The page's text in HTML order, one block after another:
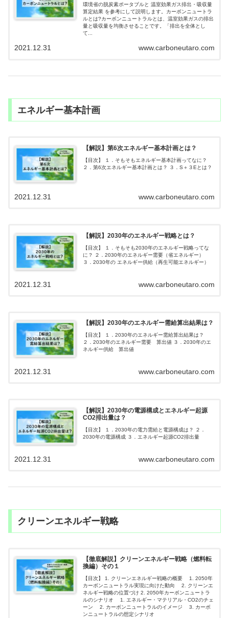
環境省の脱炭素ポータブルと 温室効果ガス排出・吸収量
算定結果 を参考にして説明します。カーボンニュートラ
ルとは?カーボンニュートラルとは、温室効果ガスの排出
量と吸収量を均衡させることです。「排出を全体とし
て...
www.carboneutaro.com
2021.12.31
エネルギー基本計画
【解説】第6次エネルギー基本計画とは？
【目次】 １．そもそもエネルギー基本計画ってなに？
２．第6次エネルギー基本計画とは？ ３．S＋３Eとは？
www.carboneutaro.com
2021.12.31
【解説】2030年のエネルギー戦略とは？
【目次】 １．そもそも2030年のエネルギー戦略ってな
に？ ２．2030年のエネルギー需要（省エネルギー）
３．2030年の エネルギー供給（再生可能エネルギー）
www.carboneutaro.com
2021.12.31
【解説】2030年のエネルギー需給算出結果は？
【目次】 １．2030年のエネルギー需給算出結果は？
２．2030年のエネルギー需要 算出値 ３．2030年のエ
ネルギー供給 算出値
www.carboneutaro.com
2021.12.31
【解説】2030年の電源構成とエネルギー起源
CO2排出量は？
【目次】 １．2030年の電力需給と電源構成は？ ２．
2030年の電源構成 ３．エネルギー起源CO2排出量
www.carboneutaro.com
2021.12.31
クリーンエネルギー戦略
【徹底解説】クリーンエネルギー戦略（燃料転
換編）その１
【目次】 1. クリーンエネルギー戦略の概要 1. 2050年
カーボンニュートラル実現に向けた動向 2. クリーンエ
ネルギー戦略の位置づけ 2. 2050年カーボンニュートラ
ルのシナリオ 1. エネルギー・マテリアル・CO2のチェ
ーン 2. カーボンニュートラルのイメージ 3. カーボ
ンニュートラルの想定シナリオ